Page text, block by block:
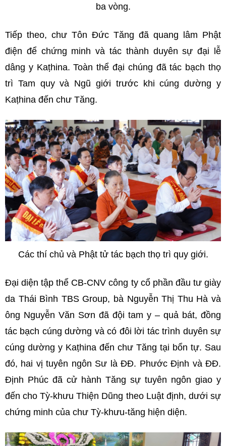
ba vòng.
Tiếp theo, chư Tôn Đức Tăng đã quang lâm Phật
điện để chứng minh và tác thành duyên sự đại lễ
dâng y Kaṭhina. Toàn thể đại chúng đã tác bạch thọ
trì Tam quy và Ngũ giới trước khi cúng dường y
Kaṭhina đến chư Tăng.
Các thí chủ và Phật tử tác bạch thọ trì quy giới.
Đại diện tập thể CB-CNV công ty cổ phần đầu tư giày
da Thái Bình TBS Group, bà Nguyễn Thị Thu Hà và
ông Nguyễn Văn Sơn đã đội tam y – quả bát, đồng
tác bạch cúng dường và có đôi lời tác trình duyên sự
cúng dường y Kaṭhina đến chư Tăng tại bổn tự. Sau
đó, hai vị tuyên ngôn Sư là ĐĐ. Phước Định và ĐĐ.
Định Phúc đã cử hành Tăng sự tuyên ngôn giao y
đến cho Tỳ-khưu Thiện Dũng theo Luật định, dưới sự
chứng minh của chư Tỳ-khưu-tăng hiện diện.